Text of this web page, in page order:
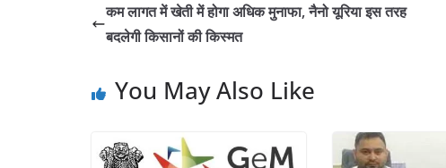
कम लागत में खेती में होगा अधिक मुनाफा, नैनो यूरिया इस तरह
बदलेगी किसानों की किस्मत
You May Also Like